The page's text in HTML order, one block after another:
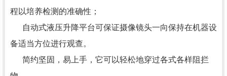
程以培养检测的准确性；
自动式液压升降平台可保证摄像镜头一向保持在机器设
备适当方位进行观查。
简约坚固，易上手，它可以轻松地穿过各式各样阻拦